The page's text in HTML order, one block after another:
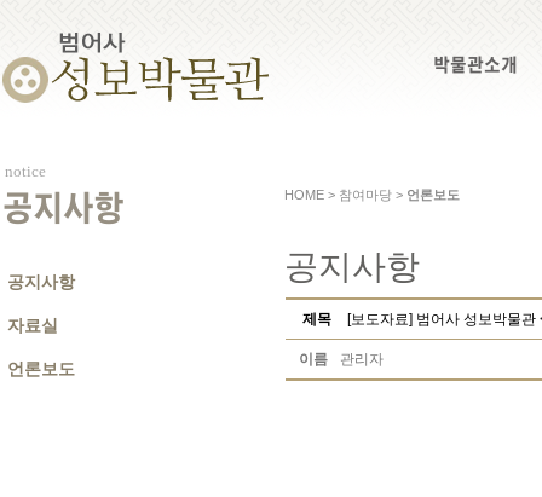
박물관소개
notice
공지사항
공지사항
자료실
언론보도
HOME > 참여마당 > 언론보도
공지사항
제목 [보도자료] 범어사 성보박물
이름 관리자